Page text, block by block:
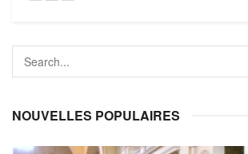
NOUVELLES POPULAIRES